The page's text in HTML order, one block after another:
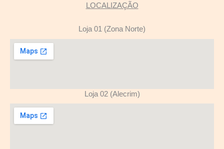
LOCALIZAÇÃO
Loja 01 (Zona Norte)
Loja 02 (Alecrim)